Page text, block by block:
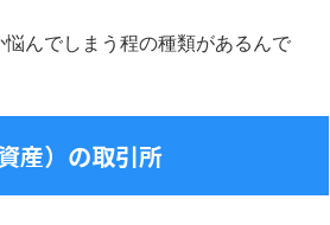
んでしまう程の種類があるんで
産）の取引所